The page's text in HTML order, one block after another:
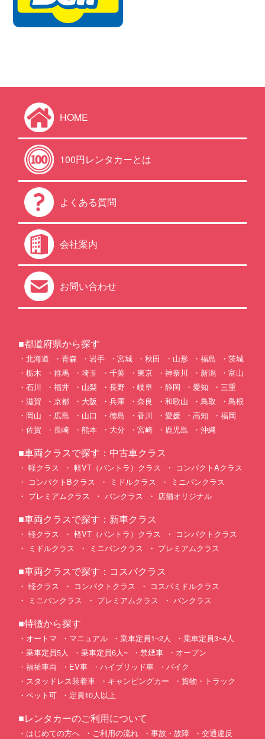
HOME
100円レンタカーとは
よくある質問
会社案内
お問い合わせ
■都道府県から探す
北海道 青森 岩手 宮城 秋田 山形 福島
茨城
栃木
群馬 埼玉 千葉 東京 神奈川 新潟
富山
石川
福井 山梨 長野 岐阜 静岡 愛知
三重
滋賀
京都 大阪 兵庫 奈良 和歌山 鳥取
島根
岡山
広島 山口 徳島 香川 愛媛 高知
福岡
佐賀
長崎 熊本 大分 宮崎 鹿児島 沖縄
■車両クラスで探す：中古車クラス
軽クラス 軽VT（バントラ）クラス
コンパクトAクラス
コンパクトBクラス
ミドルクラス
ミニバンクラス
プレミアムクラス
バンクラス 店舗オリジナル
■車両クラスで探す：新車クラス
軽クラス 軽VT（バントラ）クラス
コンパクトクラス
ミドルクラス
ミニバンクラス プレミアムクラス
■車両クラスで探す：コスパクラス
軽クラス コンパクトクラス
コスパミドルクラス
ミニバンクラス
プレミアムクラス バンクラス
■特徴から探す
オートマ マニュアル 乗車定員1~2人
乗車定員3~4人
乗車定員5人
乗車定員6人~ 禁煙車
オープン
福祉車両
EV車 ハイブリッド車
バイク
スタッドレス装着車
キャンピングカー
貨物・トラック
ペット可
定員10人以上
■レンタカーのご利用について
はじめての方へ ご利用の流れ 事故・故障 交通違反